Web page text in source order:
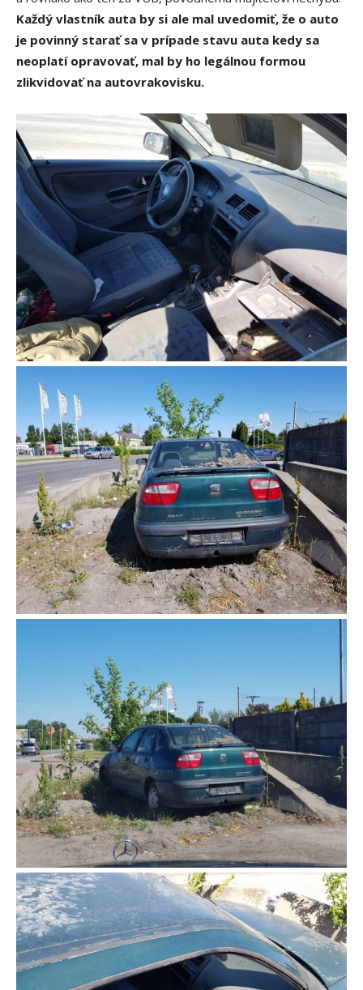
Každý vlastník auta by si ale mal uvedomiť, že o auto
je povinný starať sa v prípade stavu auta kedy sa
neoplatí opravovať, mal by ho legálnou formou
zlikvidovať na autovrakovisku.